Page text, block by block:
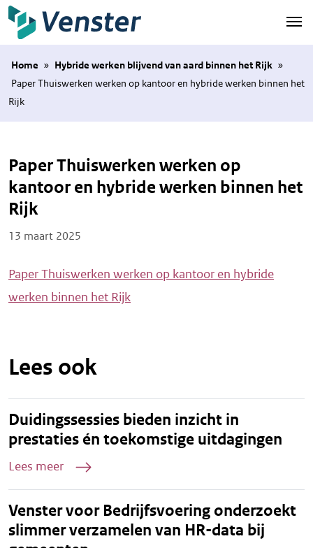
Naar hoofdinhoud
Home » Hybride werken blijvend van aard binnen het Rijk »
Paper Thuiswerken werken op kantoor en hybride werken binnen het
Rijk
Paper Thuiswerken werken op
kantoor en hybride werken binnen het
Rijk
Posted on
13 maart 2025
Paper Thuiswerken werken op kantoor en hybride
werken binnen het Rijk
Lees ook
Duidingssessies bieden inzicht in
prestaties én toekomstige uitdagingen
Lees meer
Venster voor Bedrijfsvoering onderzoekt
slimmer verzamelen van HR-data bij